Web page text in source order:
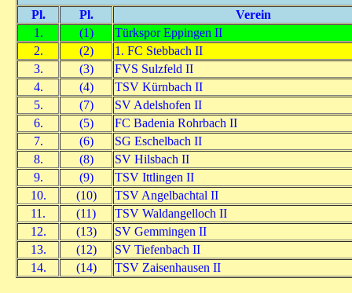
Pl. Pl.
Verein
1.
(1)
Türkspor Eppingen II
2.
(2)
1. FC Stebbach II
3.
(3)
FVS Sulzfeld II
4.
(4)
TSV Kürnbach II
5.
(7)
SV Adelshofen II
6.
(5)
FC Badenia Rohrbach II
7.
(6)
SG Eschelbach II
8.
(8)
SV Hilsbach II
9.
(9)
TSV Ittlingen II
10.
(10)
TSV Angelbachtal II
11.
(11)
TSV Waldangelloch II
12.
(13)
SV Gemmingen II
13.
(12)
SV Tiefenbach II
14.
(14) TSV Zaisenhausen II